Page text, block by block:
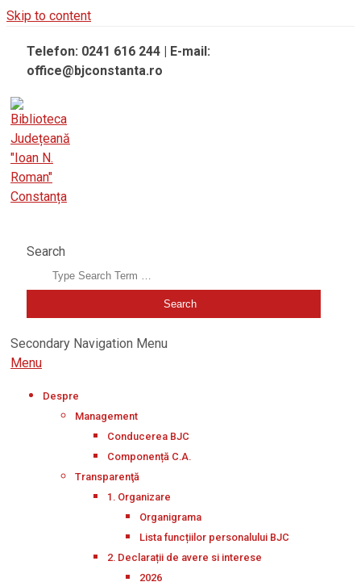
Skip to content
Telefon: 0241 616 244 | E-mail:
office@bjconstanta.ro
Search
Secondary Navigation Menu
Menu
Despre
Management
Conducerea BJC
Componență C.A.
Transparenţă
1. Organizare
Organigrama
Lista funcțiilor personalului BJC
2. Declarații de avere si interese
2026